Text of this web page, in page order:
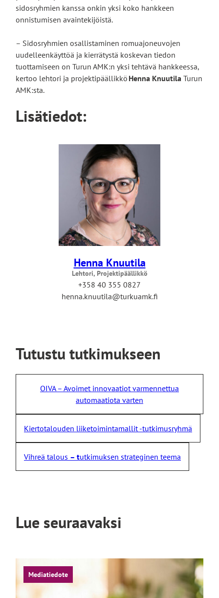
sidosryhmien kanssa onkin yksi koko hankkeen
onnistumisen avaintekijöistä.
– Sidosryhmien osallistaminen romuajoneuvojen
uudelleenkäyttöä ja kierrätystä koskevan tiedon
tuottamiseen on Turun AMK:n yksi tehtävä hankkeessa,
kertoo lehtori ja projektipäällikkö Henna Knuutila Turun
AMK:sta.
Lisätiedot:
Henna Knuutila
Lehtori, Projektipäällikkö
+358 40 355 0827
henna.knuutila@turkuamk.fi
Tutustu tutkimukseen
OIVA – Avoimet innovaatiot varmennettua
automaatiota varten
Kiertotalouden liiketoimintamallit -tutkimusryhmä
Vihreä talous – tutkimuksen strateginen teema
Lue seuraavaksi
Mediatiedote